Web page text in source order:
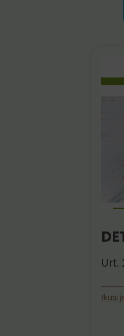
Urt.
Ikusi